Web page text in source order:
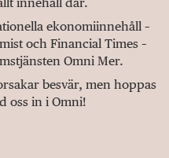
ekonomiinnehåll –
och Financial Times –
Omni Mer.
besvär, men hoppas
oss in i Omni!